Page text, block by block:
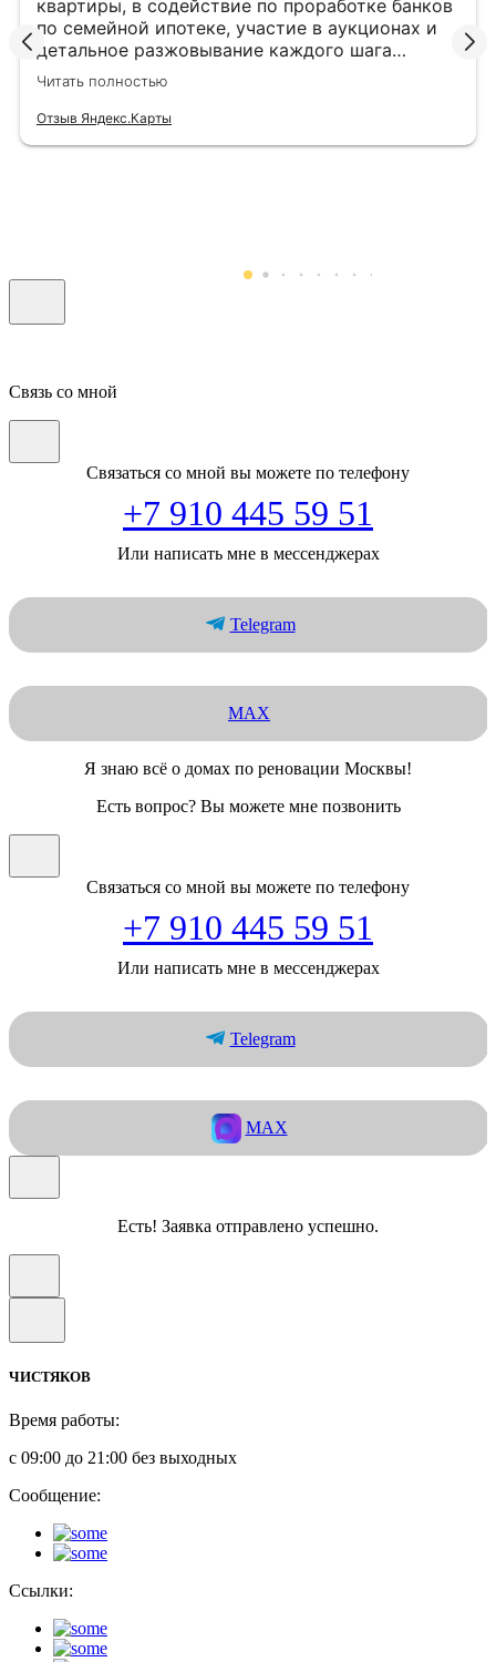
квартиры, в содействие по проработке банков
по семейной ипотеке, участие в аукционах и
детальное разжовывание каждого шага
действий. Участвовал в аукционах сразу по 4
Читать полностью
Отзыв Яндекс.Карты
Связь со мной
Связаться со мной вы можете по телефону
+7 910 445 59 51
Или написать мне в мессенджерах
Telegram
MAX
Я знаю всё о домах по реновации Москвы!
Есть вопрос? Вы можете мне позвонить
Связаться со мной вы можете по телефону
+7 910 445 59 51
Или написать мне в мессенджерах
Telegram
MAX
Есть! Заявка отправлено успешно.
ЧИСТЯКОВ
Время работы:
с 09:00 до 21:00 без выходных
Сообщение:
Ссылки: